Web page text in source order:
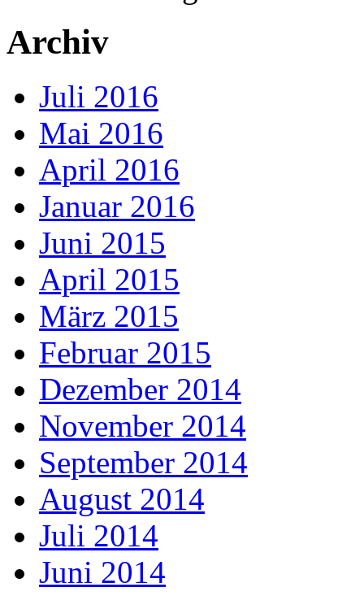
Archiv
Juli 2016
Mai 2016
April 2016
Januar 2016
Juni 2015
April 2015
März 2015
Februar 2015
Dezember 2014
November 2014
September 2014
August 2014
Juli 2014
Juni 2014